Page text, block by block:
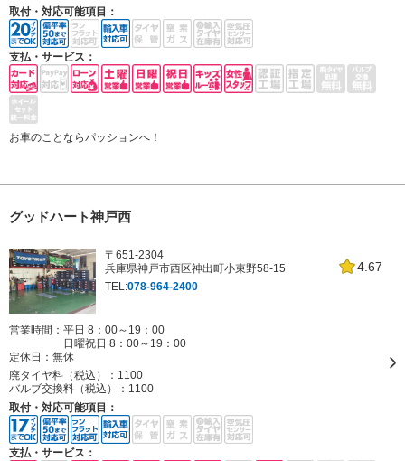
取付・対応可能項目：
支払・サービス：
お車のことならパッションへ！
グッドハート神戸西
4.67
〒651-2304
兵庫県神戸市西区神出町小束野58-15
TEL:078-964-2400
営業時間：平日 8：00～19：00
日曜祝日 8：00～19：00
定休日： 無休
廃タイヤ料（税込）： 1100
バルブ交換料（税込）： 1100
取付・対応可能項目：
支払・サービス：